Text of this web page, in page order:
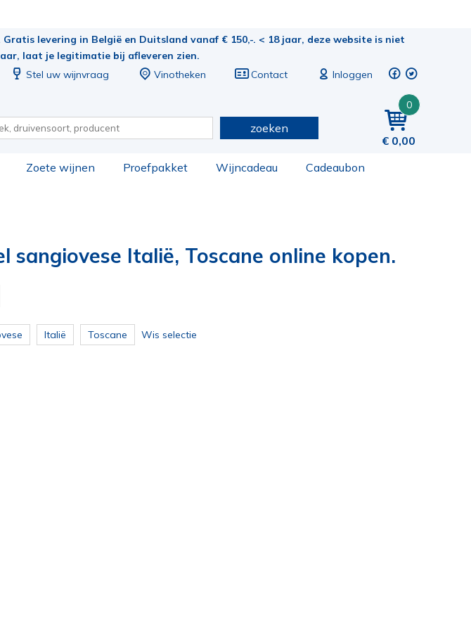
levering in België en Duitsland vanaf € 150,-. < 18 jaar, deze website is niet
laat je legitimatie bij afleveren zien.
Stel uw wijnvraag
Vinotheken Contact Inloggen
0
0,00
zoeken
Zoete wijnen Proefpakket Wijncadeau Cadeaubon
sangiovese Italië, Toscane online kopen.
Italië Toscane Wis selectie